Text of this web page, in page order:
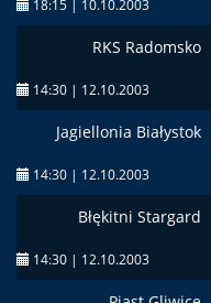
18:15 | 10.10.2003
RKS Radomsko
14:30 | 12.10.2003
Jagiellonia Białystok
14:30 | 12.10.2003
Błękitni Stargard
14:30 | 12.10.2003